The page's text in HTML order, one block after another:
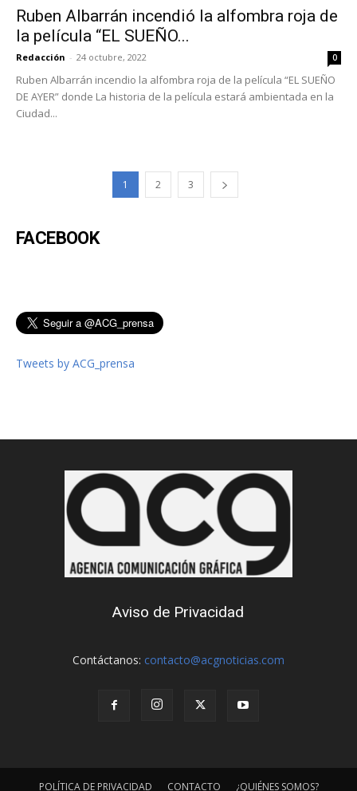
Ruben Albarrán incendió la alfombra roja de
la película “EL SUEÑO...
Redacción - 24 octubre, 2022 0
Ruben Albarrán incendio la alfombra roja de la película “EL SUEÑO
DE AYER” donde La historia de la película estará ambientada en la
Ciudad...
1 2 3
FACEBOOK
Tweets by ACG_prensa
Aviso de Privacidad
Contáctanos: contacto@acgnoticias.com
POLÍTICA DE PRIVACIDAD CONTACTO ¿QUIÉNES SOMOS?